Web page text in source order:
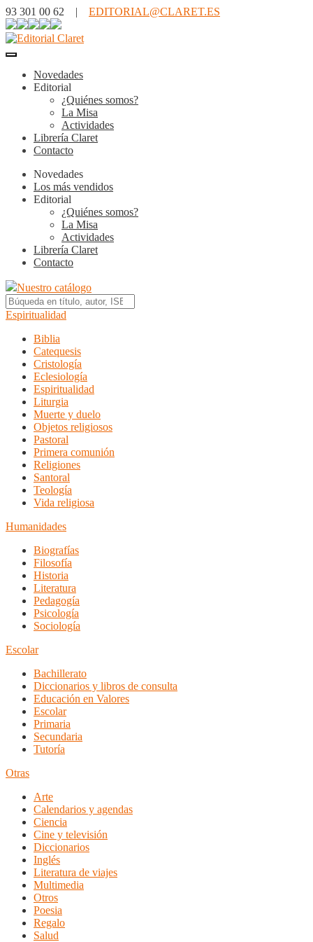
93 301 00 62 | EDITORIAL@CLARET.ES
Novedades
Editorial
¿Quiénes somos?
La Misa
Actividades
Librería Claret
Contacto
Novedades
Los más vendidos
Editorial
¿Quiénes somos?
La Misa
Actividades
Librería Claret
Contacto
Nuestro catálogo
Espiritualidad
Biblia
Catequesis
Cristología
Eclesiología
Espiritualidad
Liturgia
Muerte y duelo
Objetos religiosos
Pastoral
Primera comunión
Religiones
Santoral
Teología
Vida religiosa
Humanidades
Biografías
Filosofía
Historia
Literatura
Pedagogía
Psicología
Sociología
Escolar
Bachillerato
Diccionarios y libros de consulta
Educación en Valores
Escolar
Primaria
Secundaria
Tutoría
Otras
Arte
Calendarios y agendas
Ciencia
Cine y televisión
Diccionarios
Inglés
Literatura de viajes
Multimedia
Otros
Poesia
Regalo
Salud